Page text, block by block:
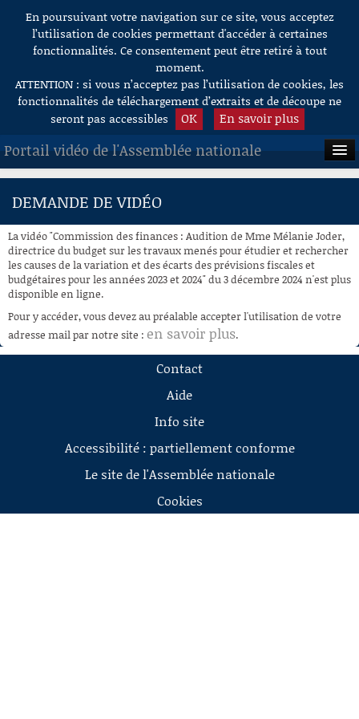
Aller au contenu
En poursuivant votre navigation sur ce site, vous acceptez
l’utilisation de cookies permettant d'accéder à certaines
fonctionnalités. Ce consentement peut être retiré à tout
moment.
ATTENTION : si vous n’acceptez pas l’utilisation de cookies, les
fonctionnalités de téléchargement d’extraits et de découpe ne
seront pas accessibles
OK En savoir plus
Portail vidéo de l'Assemblée nationale
ACCUEIL
À LA DEMANDE
RECHERCHE
AIDE À LA DÉCOUPE
DE VIDÉOS
DEMANDE DE VIDÉO
La vidéo "Commission des finances : Audition de Mme Mélanie Joder,
directrice du budget sur les travaux menés pour étudier et rechercher
les causes de la variation et des écarts des prévisions fiscales et
budgétaires pour les années 2023 et 2024" du 3 décembre 2024 n'est plus
disponible en ligne.
Pour y accéder, vous devez au préalable accepter l'utilisation de votre
adresse mail par notre site : en savoir plus.
Contact
Aide
Info site
Accessibilité : partiellement conforme
Le site de l'Assemblée nationale
Cookies